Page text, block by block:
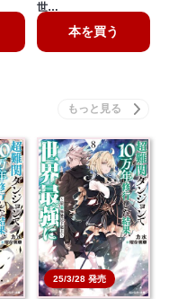
世…
本を買う
25/3/28 発売